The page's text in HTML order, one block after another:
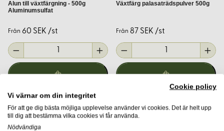
växtfärgning?
Naturmaterial som bomull, lin, ull och silke absorberar
växtfärger bäst. Syntetiska material är svårare att färga
Behöver jag betmedel för alla typer
av växtfärgning?
Alun till växtfärgning - 500g
Aluminumsulfat
Från 60 SEK /st
Växtfärg palasaträdspulver 500g
Från 87 SEK /st
Cookie policy
Vi värnar om din integritet
För att ge dig bästa möjliga upplevelse använder vi cookies. Det är helt upp
till dig att bestämma vilka cookies vi får använda.
Nödvändiga